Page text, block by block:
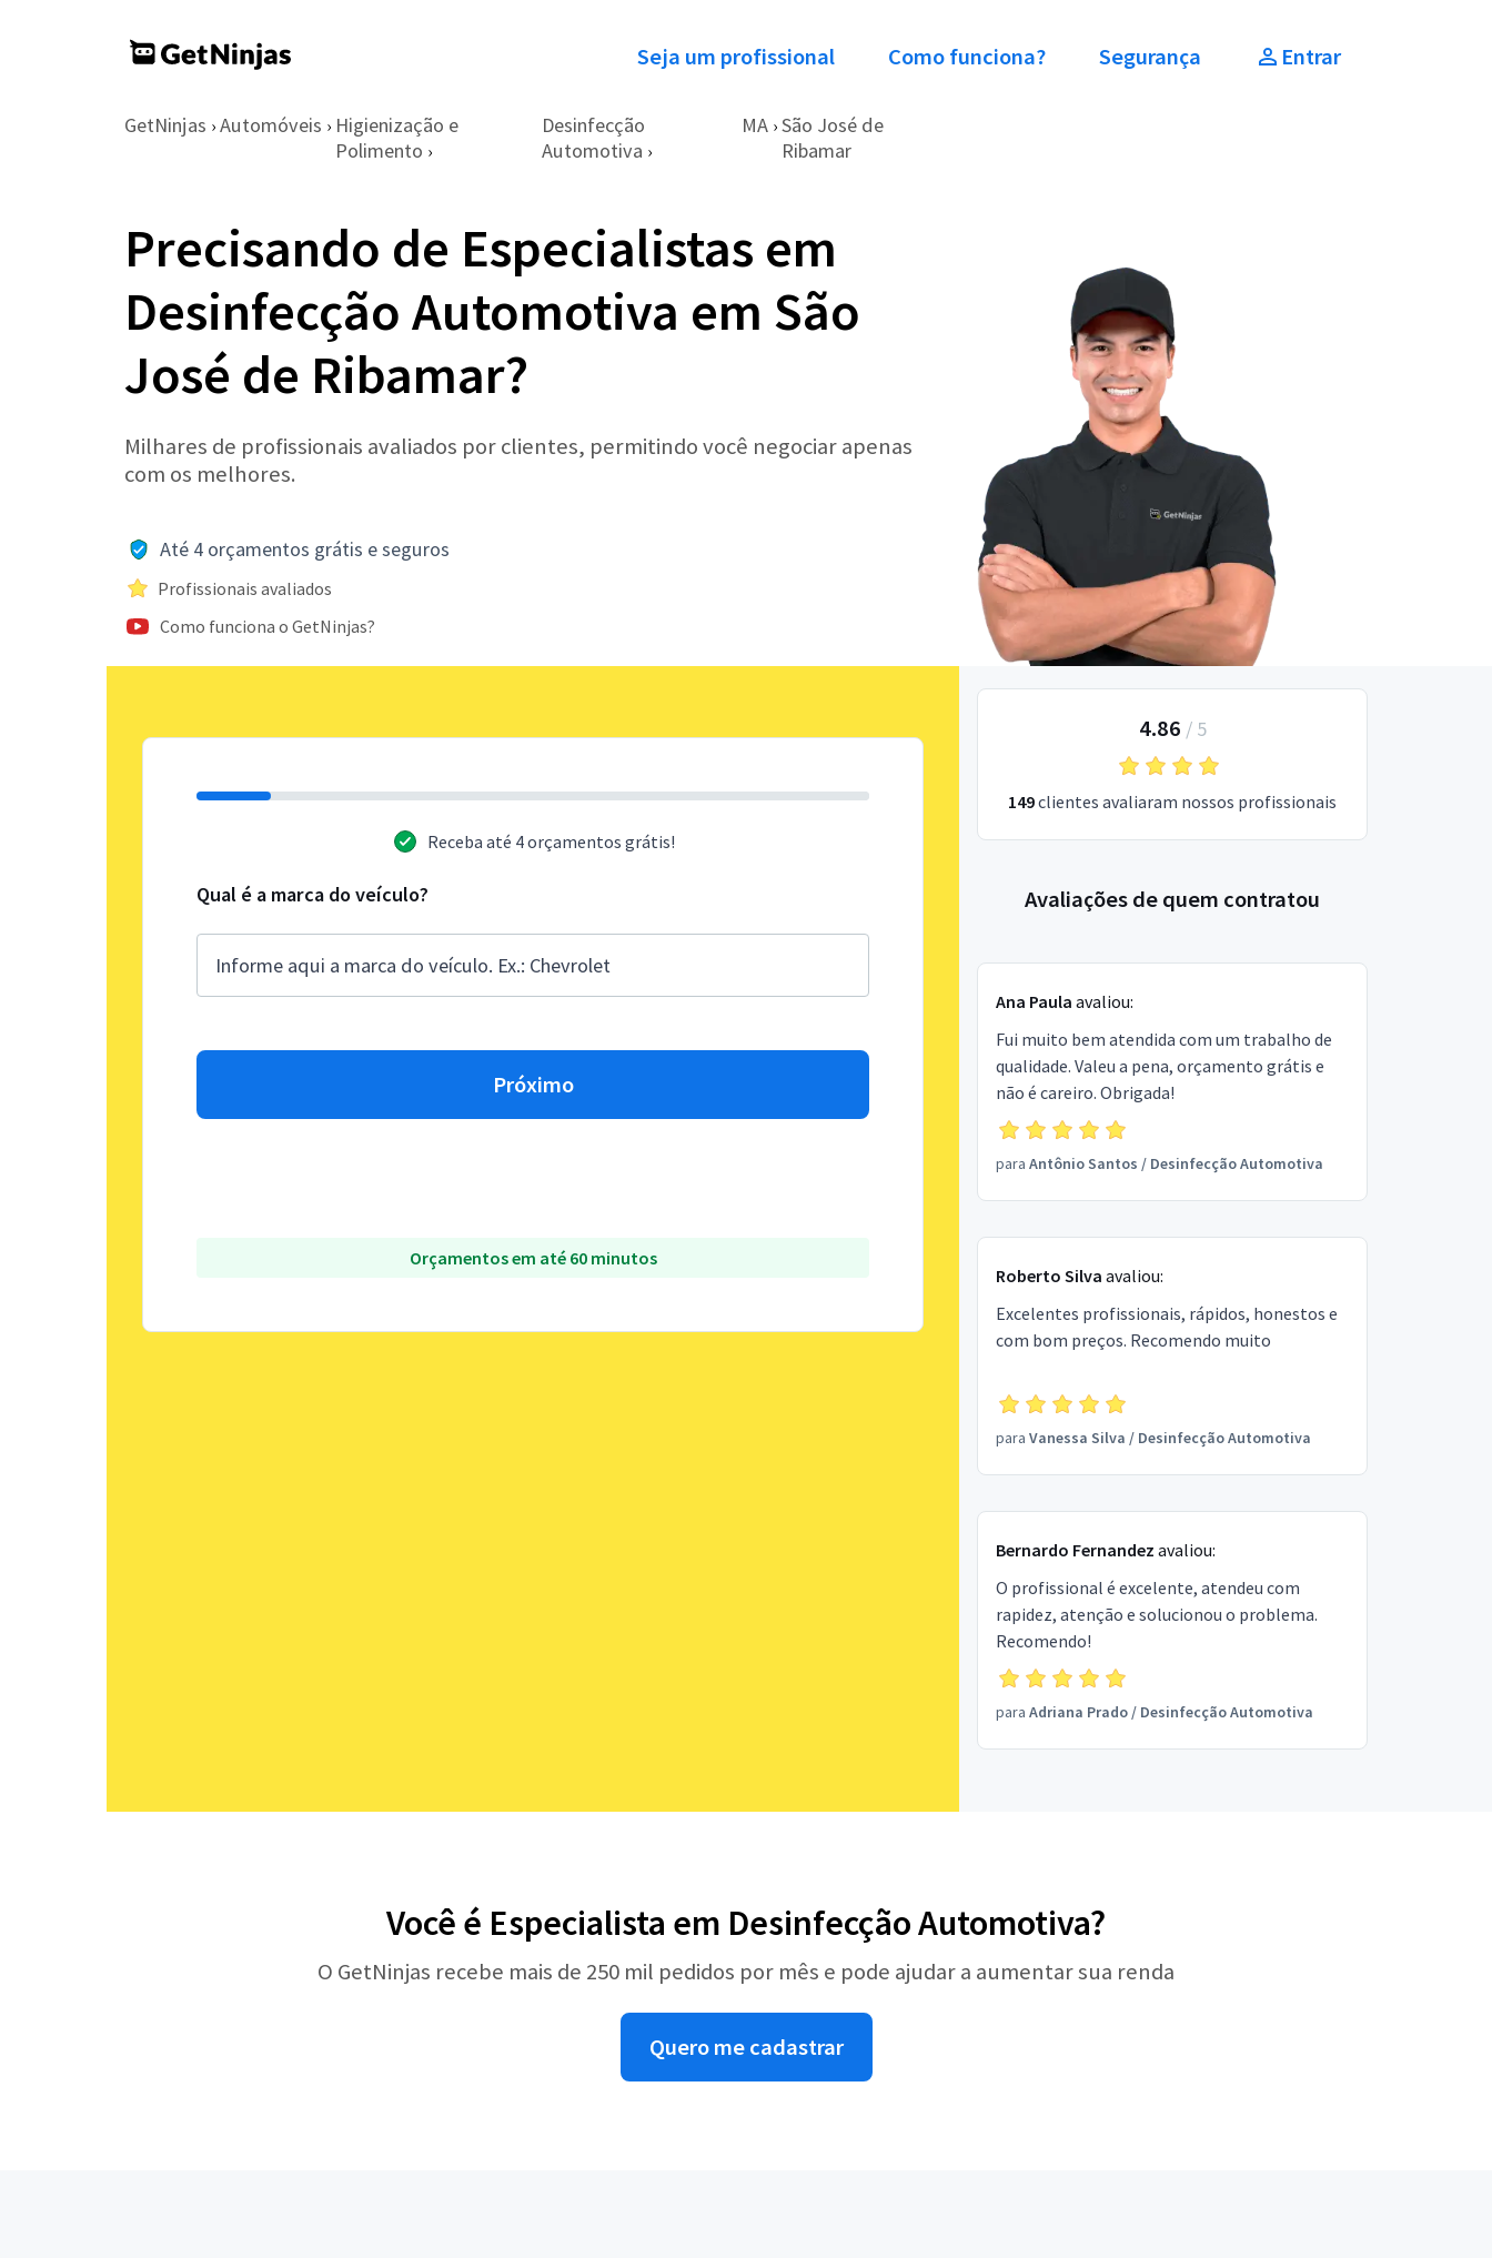
Seja um profissional Como funciona? Segurança Entrar
GetNinjas › Automóveis › Higienização e
Polimento ›
Desinfecção
Automotiva ›
MA › São José de
Ribamar
Precisando de Especialistas em
Desinfecção Automotiva em São
José de Ribamar?
Milhares de profissionais avaliados por clientes, permitindo você negociar apenas
com os melhores.
Até 4 orçamentos grátis e seguros
Profissionais avaliados
Como funciona o GetNinjas?
Receba até 4 orçamentos grátis!
Qual é a marca do veículo?
Próximo
Orçamentos em até 60 minutos
4.86 / 5
149clientes avaliaram nossos profissionais
Avaliações de quem contratou
Ana Paula avaliou:
Fui muito bem atendida com um trabalho de
qualidade. Valeu a pena, orçamento grátis e
não é careiro. Obrigada!
para Antônio Santos / Desinfecção Automotiva
Roberto Silva avaliou:
Excelentes profissionais, rápidos, honestos e
com bom preços. Recomendo muito
para Vanessa Silva / Desinfecção Automotiva
Bernardo Fernandez avaliou:
O profissional é excelente, atendeu com
rapidez, atenção e solucionou o problema.
Recomendo!
para Adriana Prado/ Desinfecção Automotiva
Você é Especialista em Desinfecção Automotiva?
O GetNinjas recebe mais de 250 mil pedidos por mês e pode ajudar a aumentar sua renda
Quero me cadastrar